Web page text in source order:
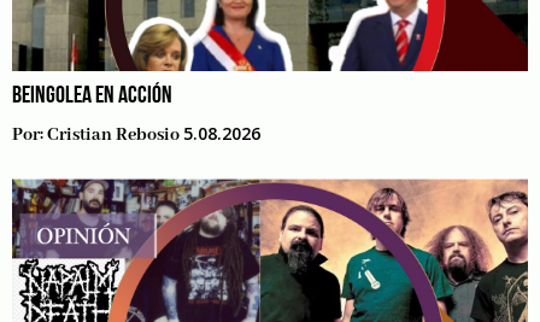
BEINGOLEA EN ACCIÓN
Por:Cristian Rebosio 5.08.2026